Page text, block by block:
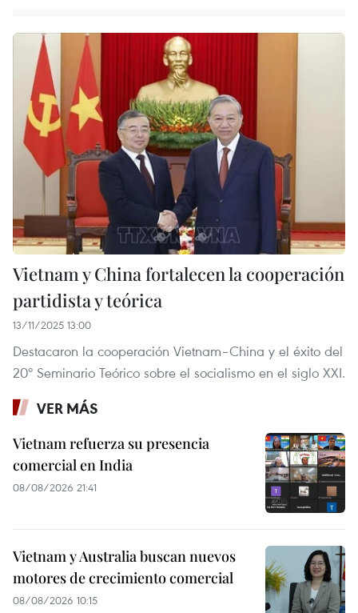
Vietnam y China fortalecen la cooperación
partidista y teórica
13/11/2025 13:00
Destacaron la cooperación Vietnam–China y el éxito del
20º Seminario Teórico sobre el socialismo en el siglo XXI.
VER MÁS
Vietnam refuerza su presencia
comercial en India
08/08/2026 21:41
Vietnam y Australia buscan nuevos
motores de crecimiento comercial
08/08/2026 10:15